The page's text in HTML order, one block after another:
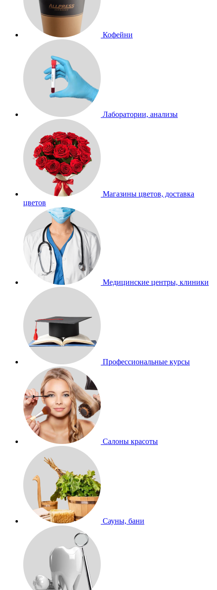
Кофейни
Лаборатории, анализы
Магазины цветов, доставка
цветов
Медицинские центры, клиники
Профессиональные курсы
Салоны красоты
Сауны, бани